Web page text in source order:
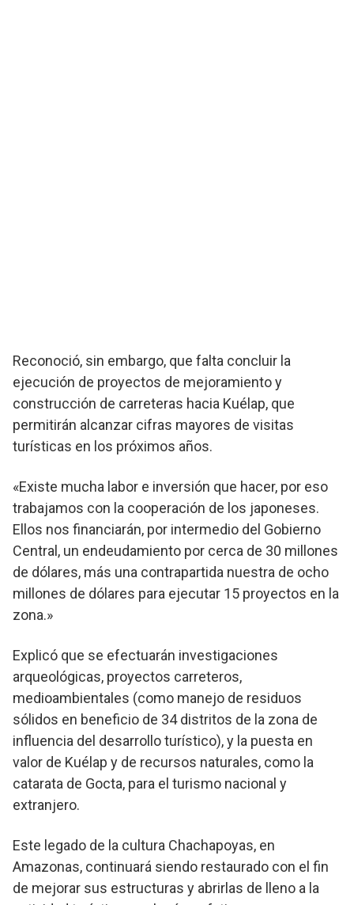
Reconoció, sin embargo, que falta concluir la
ejecución de proyectos de mejoramiento y
construcción de carreteras hacia Kuélap, que
permitirán alcanzar cifras mayores de visitas
turísticas en los próximos años.
«Existe mucha labor e inversión que hacer, por eso
trabajamos con la cooperación de los japoneses.
Ellos nos financiarán, por intermedio del Gobierno
Central, un endeudamiento por cerca de 30 millones
de dólares, más una contrapartida nuestra de ocho
millones de dólares para ejecutar 15 proyectos en la
zona.»
Explicó que se efectuarán investigaciones
arqueológicas, proyectos carreteros,
medioambientales (como manejo de residuos
sólidos en beneficio de 34 distritos de la zona de
influencia del desarrollo turístico), y la puesta en
valor de Kuélap y de recursos naturales, como la
catarata de Gocta, para el turismo nacional y
extranjero.
Este legado de la cultura Chachapoyas, en
Amazonas, continuará siendo restaurado con el fin
de mejorar sus estructuras y abrirlas de lleno a la